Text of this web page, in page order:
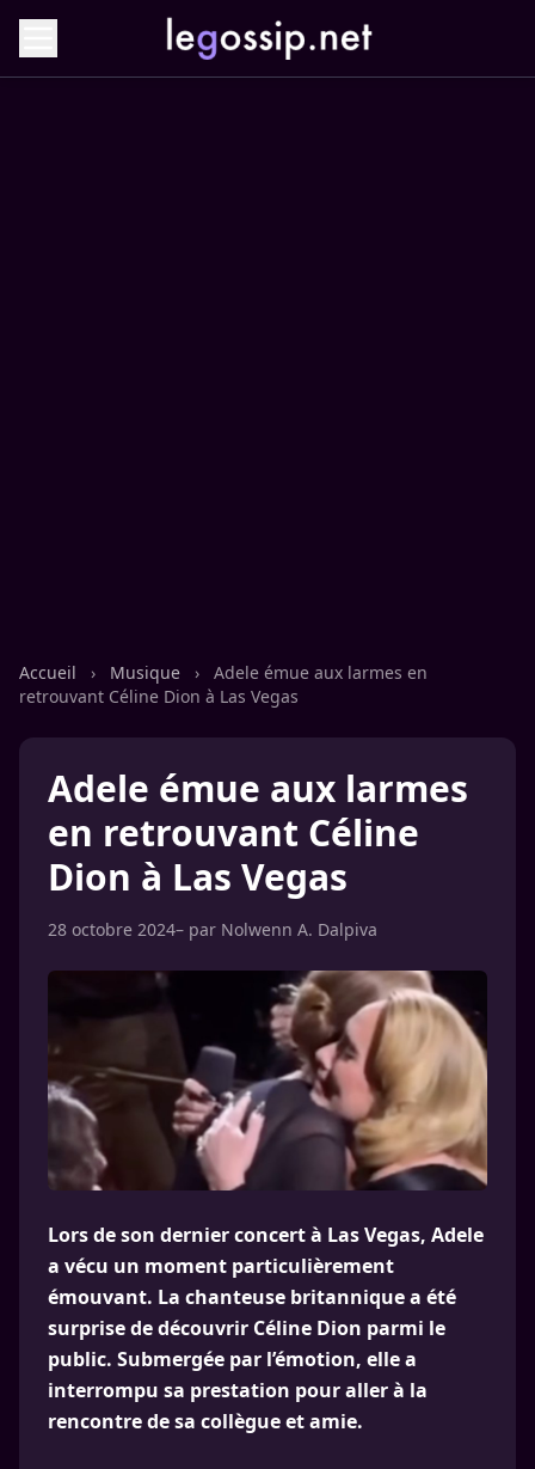
Accueil › Musique ›
Adele émue aux larmes en
retrouvant Céline Dion à Las Vegas
Adele émue aux larmes
en retrouvant Céline
Dion à Las Vegas
28 octobre 2024– par Nolwenn A. Dalpiva
Lors de son dernier concert à Las Vegas, Adele
a vécu un moment particulièrement
émouvant. La chanteuse britannique a été
surprise de découvrir Céline Dion parmi le
public. Submergée par l’émotion, elle a
interrompu sa prestation pour aller à la
rencontre de sa collègue et amie.